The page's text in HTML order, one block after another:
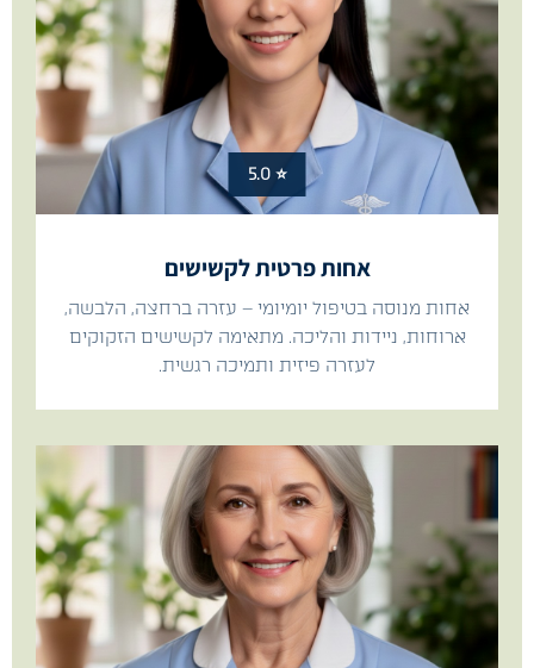
⭐ 5.0
אחות פרטית לקשישים
אחות מנוסה בטיפול יומיומי – עזרה ברחצה, הלבשה,
ארוחות, ניידות והליכה. מתאימה לקשישים הזקוקים
לעזרה פיזית ותמיכה רגשית.